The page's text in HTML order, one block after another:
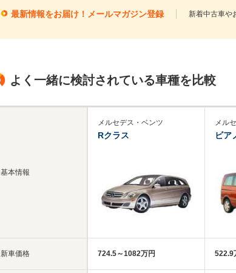
最新情報をお届け！メールマガジン登録 新着中古車や
よく一緒に検討されている車種を比較
基本情報
新車価格
メルセデス・ベンツ
Rクラス
724.5～1082万円
メル
ビア
522.9